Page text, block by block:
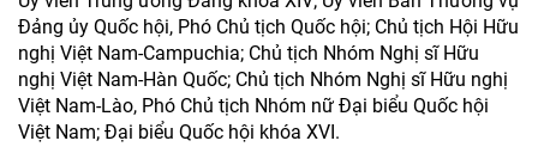
Đảng ủy Quốc hội, Phó Chủ tịch Quốc hội; Chủ tịch Hội Hữu
nghị Việt Nam-Campuchia; Chủ tịch Nhóm Nghị sĩ Hữu
nghị Việt Nam-Hàn Quốc; Chủ tịch Nhóm Nghị sĩ Hữu nghị
Việt Nam-Lào, Phó Chủ tịch Nhóm nữ Đại biểu Quốc hội
Việt Nam; Đại biểu Quốc hội khóa XVI.